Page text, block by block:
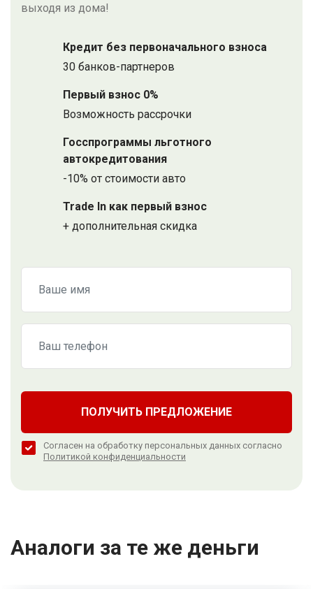
выходя из дома!
Кредит без первоначального взноса
30 банков-партнеров
Первый взнос 0%
Возможность рассрочки
Госспрограммы льготного
автокредитования
-10% от стоимости авто
Trade In как первый взнос
+ дополнительная скидка
ПОЛУЧИТЬ ПРЕДЛОЖЕНИЕ
Согласен на обработку персональных данных согласно
Политикой конфиденциальности
Аналоги за те же деньги